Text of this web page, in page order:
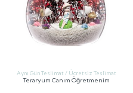
Aynı Gün Teslimat / Ücretsiz Teslimat
Teraryum Canım Öğretmenim